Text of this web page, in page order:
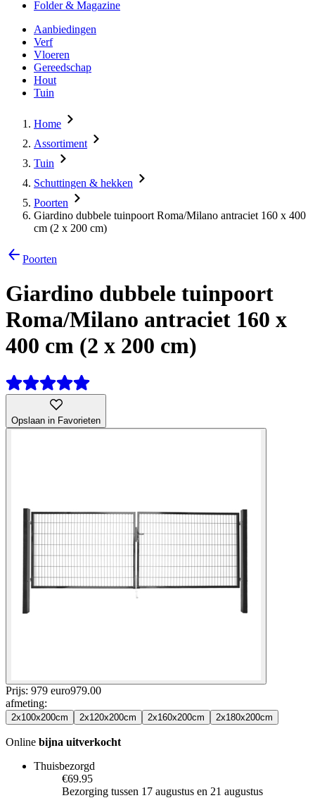
Folder & Magazine
Aanbiedingen
Verf
Vloeren
Gereedschap
Hout
Tuin
Home
Assortiment
Tuin
Schuttingen & hekken
Poorten
Giardino dubbele tuinpoort Roma/Milano antraciet 160 x 400
cm (2 x 200 cm)
Poorten
Giardino dubbele tuinpoort
Roma/Milano antraciet 160 x
400 cm (2 x 200 cm)
Opslaan in Favorieten
Prijs: 979 euro979.00
afmeting:
2x100x200cm 2x120x200cm 2x160x200cm 2x180x200cm
Online bijna uitverkocht
Thuisbezorgd
€69.95
Bezorging tussen 17 augustus en 21 augustus